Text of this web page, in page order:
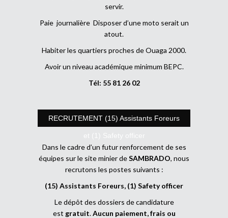
servir.
Paie journalière Disposer d’une moto serait un
atout.
Habiter les quartiers proches de Ouaga 2000.
Avoir un niveau académique minimum BEPC.
Tél: 55 81 26 02
RECRUTEMENT (15) Assistants Foreurs
et (1) Safety officer
Dans le cadre d’un futur renforcement de ses
équipes sur le site minier deSAMBRADO, nous
recrutons les postes suivants :
(15) Assistants Foreurs, (1) Safety officer
Le dépôt des dossiers de candidature
est gratuit.Aucun paiement, frais ou